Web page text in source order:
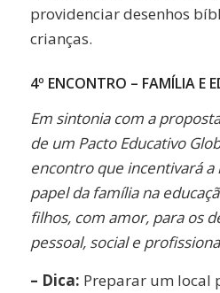
providenciar desenhos
crianças.
4º ENCONTRO – FAMÍLIA E
Em sintonia com a
de um Pacto Educativo
encontro que incentivará
papel da família na
filhos, com amor, para os
pessoal, social e
– Dica: Preparar um local